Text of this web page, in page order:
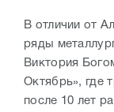
В отличии от
ряды
Виктория
Октябрь», где
после 10 лет